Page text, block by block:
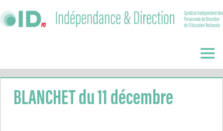
to
Direction
Menu
BLANCHET du 11 décembre